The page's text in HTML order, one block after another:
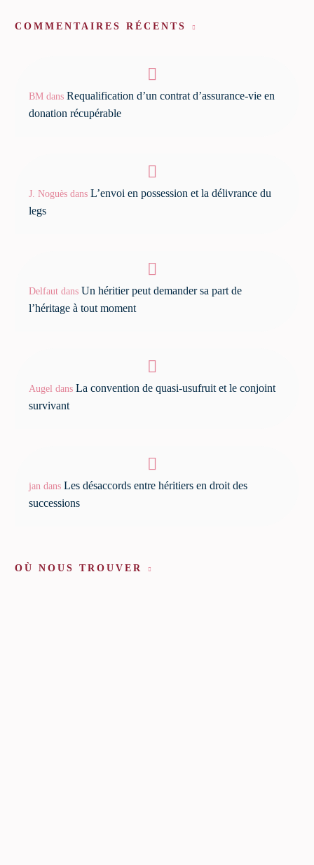
COMMENTAIRES RÉCENTS
BM dans Requalification d’un contrat d’assurance-vie en
donation récupérable
J. Noguès dans L’envoi en possession et la délivrance du
legs
Delfaut dans Un héritier peut demander sa part de
l’héritage à tout moment
Augel dans La convention de quasi-usufruit et le conjoint
survivant
jan dans Les désaccords entre héritiers en droit des
successions
OÙ NOUS TROUVER